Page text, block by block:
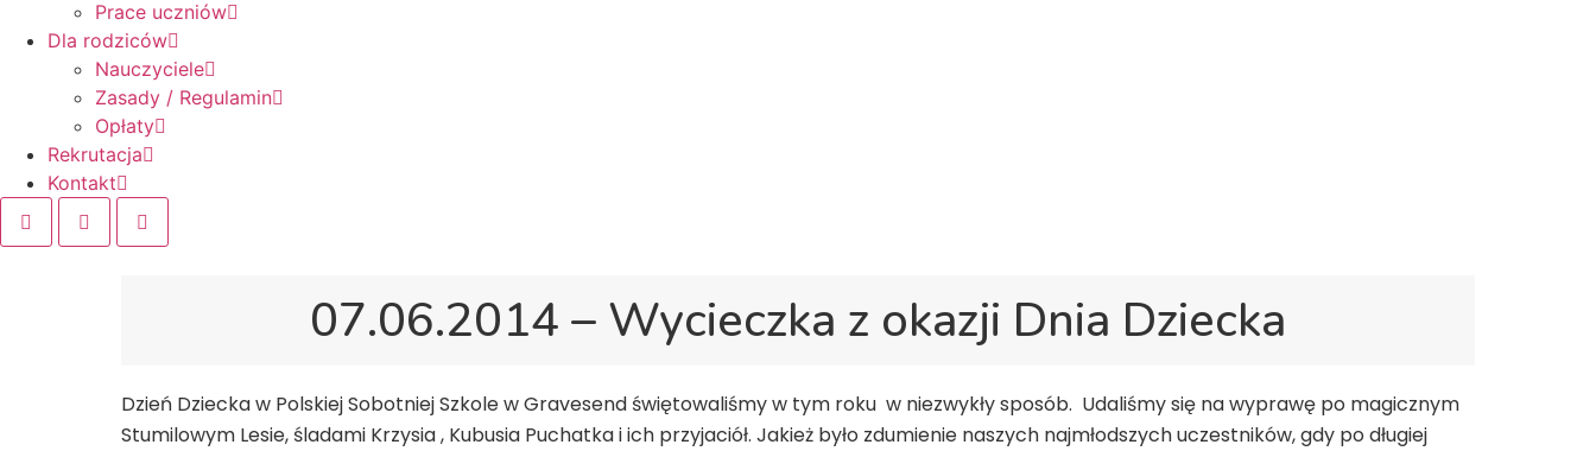
Prace uczniów
Dla rodziców
Nauczyciele
Zasady / Regulamin
Opłaty
Rekrutacja
Kontakt
07.06.2014 – Wycieczka z okazji Dnia Dziecka
Dzień Dziecka w Polskiej Sobotniej Szkole w Gravesend świętowaliśmy w tym roku w niezwykły sposób. Udaliśmy się na wyprawę po magicznym
Stumilowym Lesie, śladami Krzysia , Kubusia Puchatka i ich przyjaciół. Jakież było zdumienie naszych najmłodszych uczestników, gdy po długiej